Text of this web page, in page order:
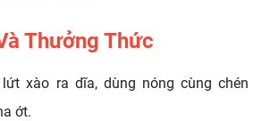
Thưởng Thức
xào ra dĩa, dùng nóng cùng chén
ớt.